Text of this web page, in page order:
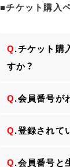
■チケット購入
Q.チケット購
すか？
Q.会員番号が
Q.登録されて
Q.会員番号と